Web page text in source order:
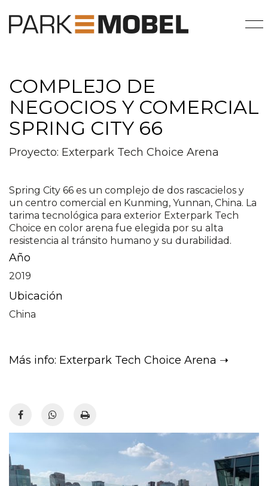
COMPLEJO DE
NEGOCIOS Y COMERCIAL
SPRING CITY 66
Proyecto: Exterpark Tech Choice Arena
Spring City 66 es un complejo de dos rascacielos y
un centro comercial en Kunming, Yunnan, China. La
tarima tecnológica para exterior Exterpark Tech
Choice en color arena fue elegida por su alta
resistencia al tránsito humano y su durabilidad.
Año
2019
Ubicación
China
Más info: Exterpark Tech Choice Arena